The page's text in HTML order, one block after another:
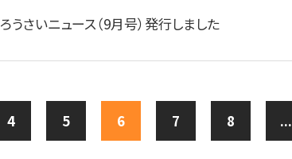
ろうさいニュース（9月号）発行しました
4 5 6 7 8 ...